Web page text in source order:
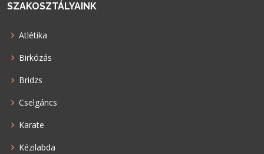
SZAKOSZTÁLYAINK
Atlétika
Birkózás
Bridzs
Cselgáncs
Karate
Kézilabda